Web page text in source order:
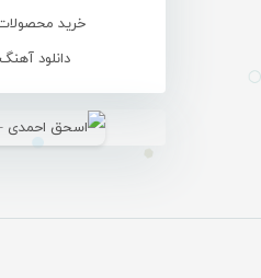
خرید
دانلود